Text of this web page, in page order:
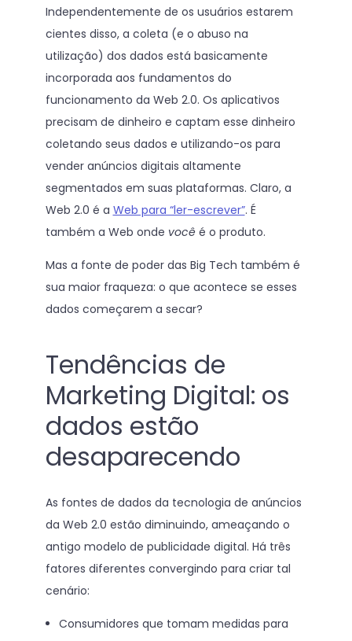
Independentemente de os usuários estarem
cientes disso, a coleta (e o abuso na
utilização) dos dados está basicamente
incorporada aos fundamentos do
funcionamento da Web 2.0. Os aplicativos
precisam de dinheiro e captam esse dinheiro
coletando seus dados e utilizando-os para
vender anúncios digitais altamente
segmentados em suas plataformas. Claro, a
Web 2.0 é a Web para “ler-escrever”. É
também a Web onde vocêé o produto.
Mas a fonte de poder das Big Tech também é
sua maior fraqueza: o que acontece se esses
dados começarem a secar?
Tendências de
Marketing Digital: os
dados estão
desaparecendo
As fontes de dados da tecnologia de anúncios
da Web 2.0 estão diminuindo, ameaçando o
antigo modelo de publicidade digital. Há três
fatores diferentes convergindo para criar tal
cenário:
Consumidores que tomam medidas para